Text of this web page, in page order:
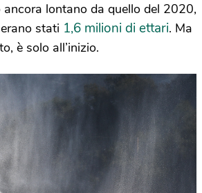
lontano da quello del 2020,
stati 1,6 milioni di ettari. Ma
è solo all’inizio.